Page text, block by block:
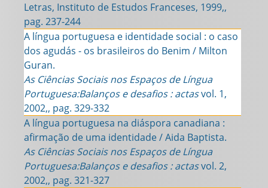
Letras, Instituto de Estudos Franceses, 1999,,
pag. 237-244
A língua portuguesa e identidade social : o caso
dos agudás - os brasileiros do Benim / Milton
Guran.
As Ciências Sociais nos Espaços de Língua
Portuguesa:Balanços e desafios : actasvol. 1,
2002,, pag. 329-332
A língua portuguesa na diáspora canadiana :
afirmação de uma identidade / Aida Baptista.
As Ciências Sociais nos Espaços de Língua
Portuguesa:Balanços e desafios : actasvol. 2,
2002,, pag. 321-327